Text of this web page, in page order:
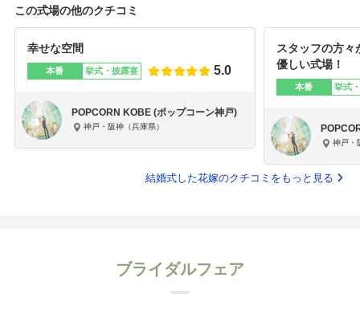
この式場の他のクチコミ
幸せな空間
本番 挙式・披露宴 5.0
POPCORN KOBE (ポップコーン神戸)
神戸・阪神（兵庫県）
スタッフの方々
優しい式場！
本番 挙式
神戸・
結婚式した花嫁のクチコミをもっと見る
ブライダルフェア